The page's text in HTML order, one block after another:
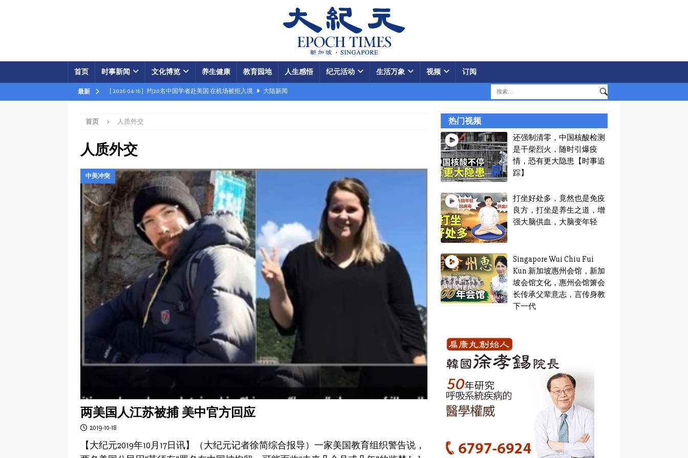
首页 时事新闻 文化博览 养生健康 教育园地 人生感悟 纪元活动 生活万象 视频 订阅
最新 [ 2026-04-16 ] 约20名中国学者赴美国 在机场被拒入境 大陆新闻
[ 2026-04-15 ]
[ 2026-04-15 ]
[ 2026-04-02 ] 专家：中国富人赴美产子拿身份 呈工业化规模
[ 2026-04-02 ] 【时事金扫描】美军炸平“美国大使馆”美载人飞船重返月球 视频
[ 2026-04-17 ] 美破獲大規模禮品卡詐騙 贓款成中共軍費
首页 人质外交
人质外交
中美冲突
两美国人江苏被捕 美中官方回应
2019-10-18
【大纪元2019年10月17日讯】（大纪元记者徐简综合报导）一家美国教育组织警告说，
热门视频
还强制清零，中国核酸检测
是干柴烈火，随时引爆疫
情，恐有更大隐患【时事追
踪】
打坐好处多，竟然也是免疫
良方，打坐是养生之道，增
强大脑供血，大脑变年轻
Singapore Wui Chiu Fui
Kun 新加坡惠州会馆，新加
坡会馆文化，惠州会馆箫会
长传承父辈意志，言传身教
下一代